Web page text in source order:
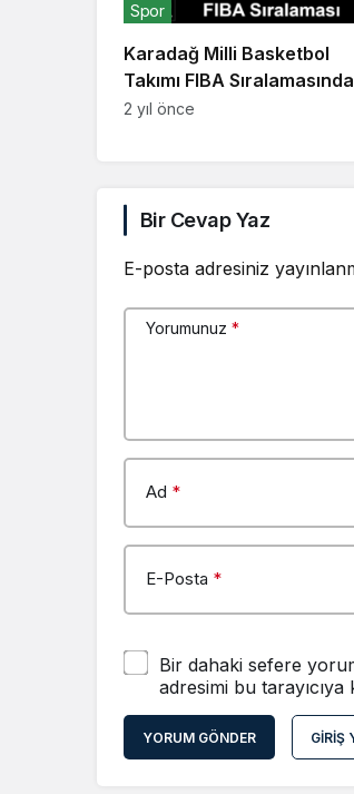
Karadağ Milli Basketbol
Takımı FIBA ​​Sıralamasında
Yükseldi
Spor
2 yıl önce
Bir Cevap Yaz
E-posta adresiniz
Yorumunuz *
Ad *
E-Posta *
Bir dahaki sefere
adresimi bu tarayıcıya
YORUM GÖNDER GIRIŞ